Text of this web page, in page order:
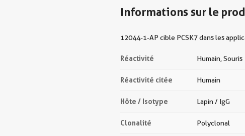
Informations sur le
12044-1-AP cible PCSK7 dans les
Réactivité Humain, Souris
Réactivité citée Humain
Hôte / Isotype Lapin / IgG
Clonalité Polyclonal